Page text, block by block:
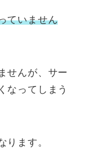
ていません
せんが、サー
なってしまう
ります。